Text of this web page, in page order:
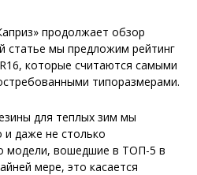
продолжает обзор
статье мы предложим рейтинг
которые считаются самыми
типоразмерами.
для теплых зим мы
даже не столько
модели, вошедшие в ТОП-5 в
мере, это касается